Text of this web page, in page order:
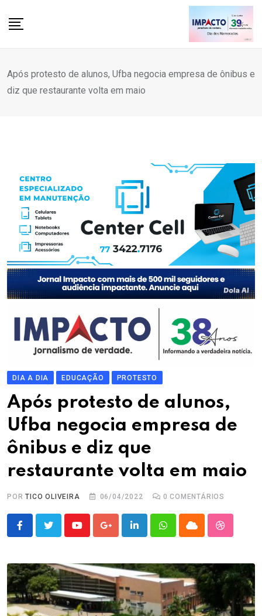
Após protesto de alunos, Ufba negocia empresa de ônibus e
diz que restaurante volta em maio
DIA A DIA EDUCAÇÃO PROTESTO
Após protesto de alunos,
Ufba negocia empresa de
ônibus e diz que
restaurante volta em maio
PORTICO OLIVEIRA 06/04/2022 0 COMENTÁRIOS
YoutubeGoogle+LinkedInWhatsappCloud